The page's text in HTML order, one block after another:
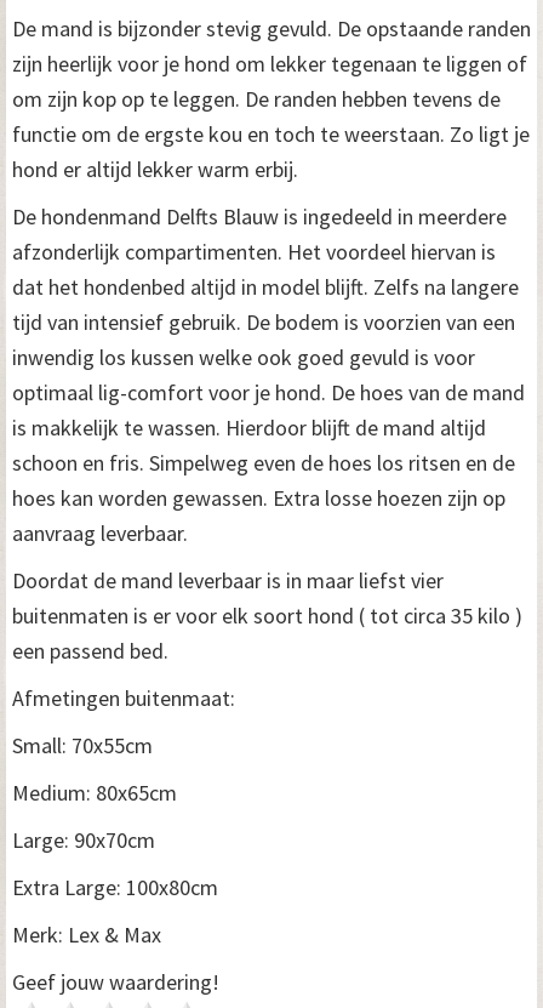
De mand is bijzonder stevig gevuld. De opstaande randen
zijn heerlijk voor je hond om lekker tegenaan te liggen of
om zijn kop op te leggen. De randen hebben tevens de
functie om de ergste kou en toch te weerstaan. Zo ligt je
hond er altijd lekker warm erbij.
De hondenmand Delfts Blauw is ingedeeld in meerdere
afzonderlijk compartimenten. Het voordeel hiervan is
dat het hondenbed altijd in model blijft. Zelfs na langere
tijd van intensief gebruik. De bodem is voorzien van een
inwendig los kussen welke ook goed gevuld is voor
optimaal lig-comfort voor je hond. De hoes van de mand
is makkelijk te wassen. Hierdoor blijft de mand altijd
schoon en fris. Simpelweg even de hoes los ritsen en de
hoes kan worden gewassen. Extra losse hoezen zijn op
aanvraag leverbaar.
Doordat de mand leverbaar is in maar liefst vier
buitenmaten is er voor elk soort hond ( tot circa 35 kilo )
een passend bed.
Afmetingen buitenmaat:
Small: 70x55cm
Medium: 80x65cm
Large: 90x70cm
Extra Large: 100x80cm
Merk: Lex & Max
Geef jouw waardering!